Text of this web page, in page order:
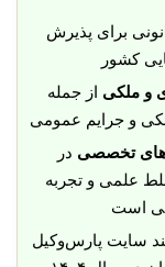
برای پذیرش
کشور
و ملکی از جمله
و جرایم عمومی
تخصصی در
علمی و تجربه
است
سایت پارس‌وکیل